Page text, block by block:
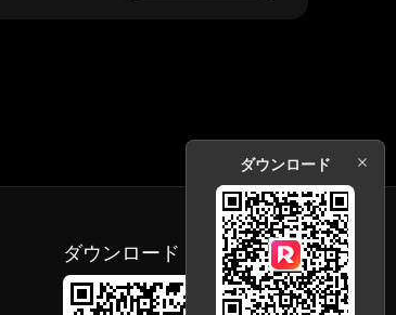
ダウンロード
ダウンロード